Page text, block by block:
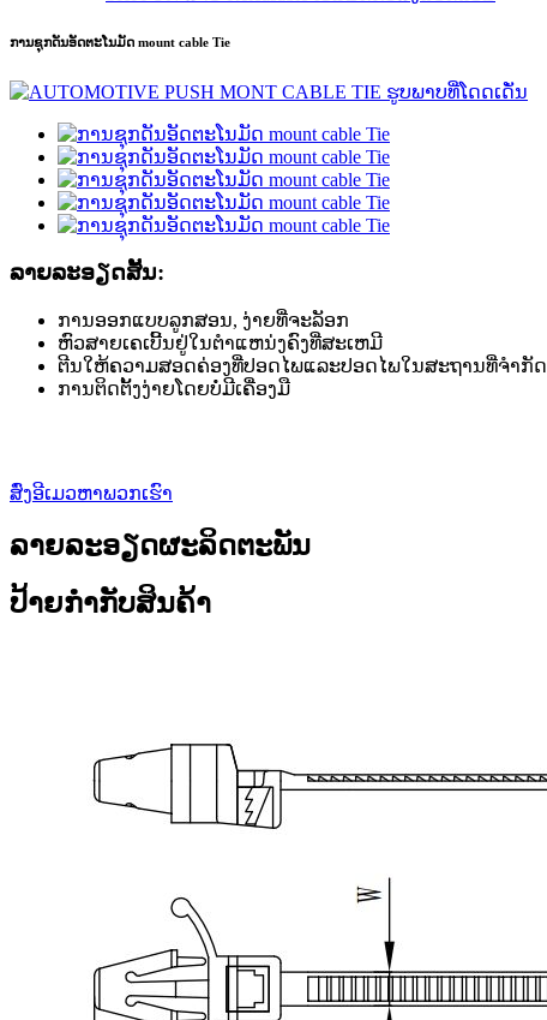
ການ​ຊຸກ​ດັນ​ອັດ​ຕະ​ໂນ​ມັດ mount cable Tie
ລາຍ​ລະ​ອຽດ​ສັ້ນ​:
ການອອກແບບລູກສອນ, ງ່າຍທີ່ຈະລັອກ
ຫົວສາຍເຄເບີ້ນຢູ່ໃນຕໍາແຫນ່ງຄົງທີ່ສະເຫມີ
ຕີນໃຫ້ຄວາມສອດຄ່ອງທີ່ປອດໄພແລະປອດໄພໃນສະຖານທີ່ຈໍາກັດ
ການຕິດຕັ້ງງ່າຍໂດຍບໍ່ມີເຄື່ອງມື
ສົ່ງອີເມວຫາພວກເຮົາ
ລາຍລະອຽດຜະລິດຕະພັນ
ປ້າຍກຳກັບສິນຄ້າ